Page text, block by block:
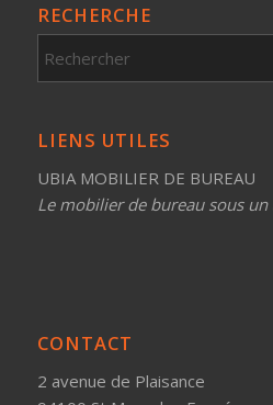
RECHERCHE
LIENS UTILES
UBIA MOBILIER DE BUREAU
Le mobilier de bureau sous un
CONTACT
2 avenue de Plaisance